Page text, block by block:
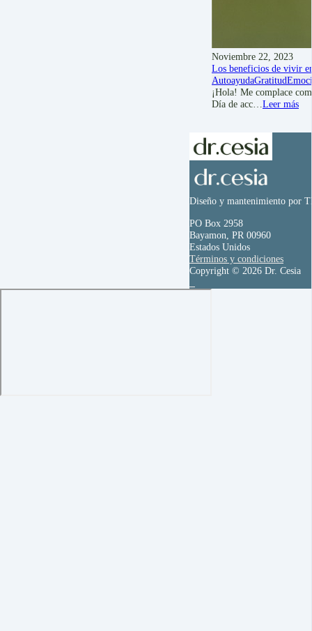
Noviembre 22, 2023
Los beneficios de vivir
AutoayudaGratitud
¡Hola! Me complace
Día de acc… Leer más
Diseño y mantenimiento por
PO Box 2958
Bayamon, PR 00960
Estados Unidos
Términos y condiciones
Copyright © 2026 Dr. Cesia